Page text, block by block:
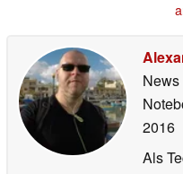
News
2016
Als